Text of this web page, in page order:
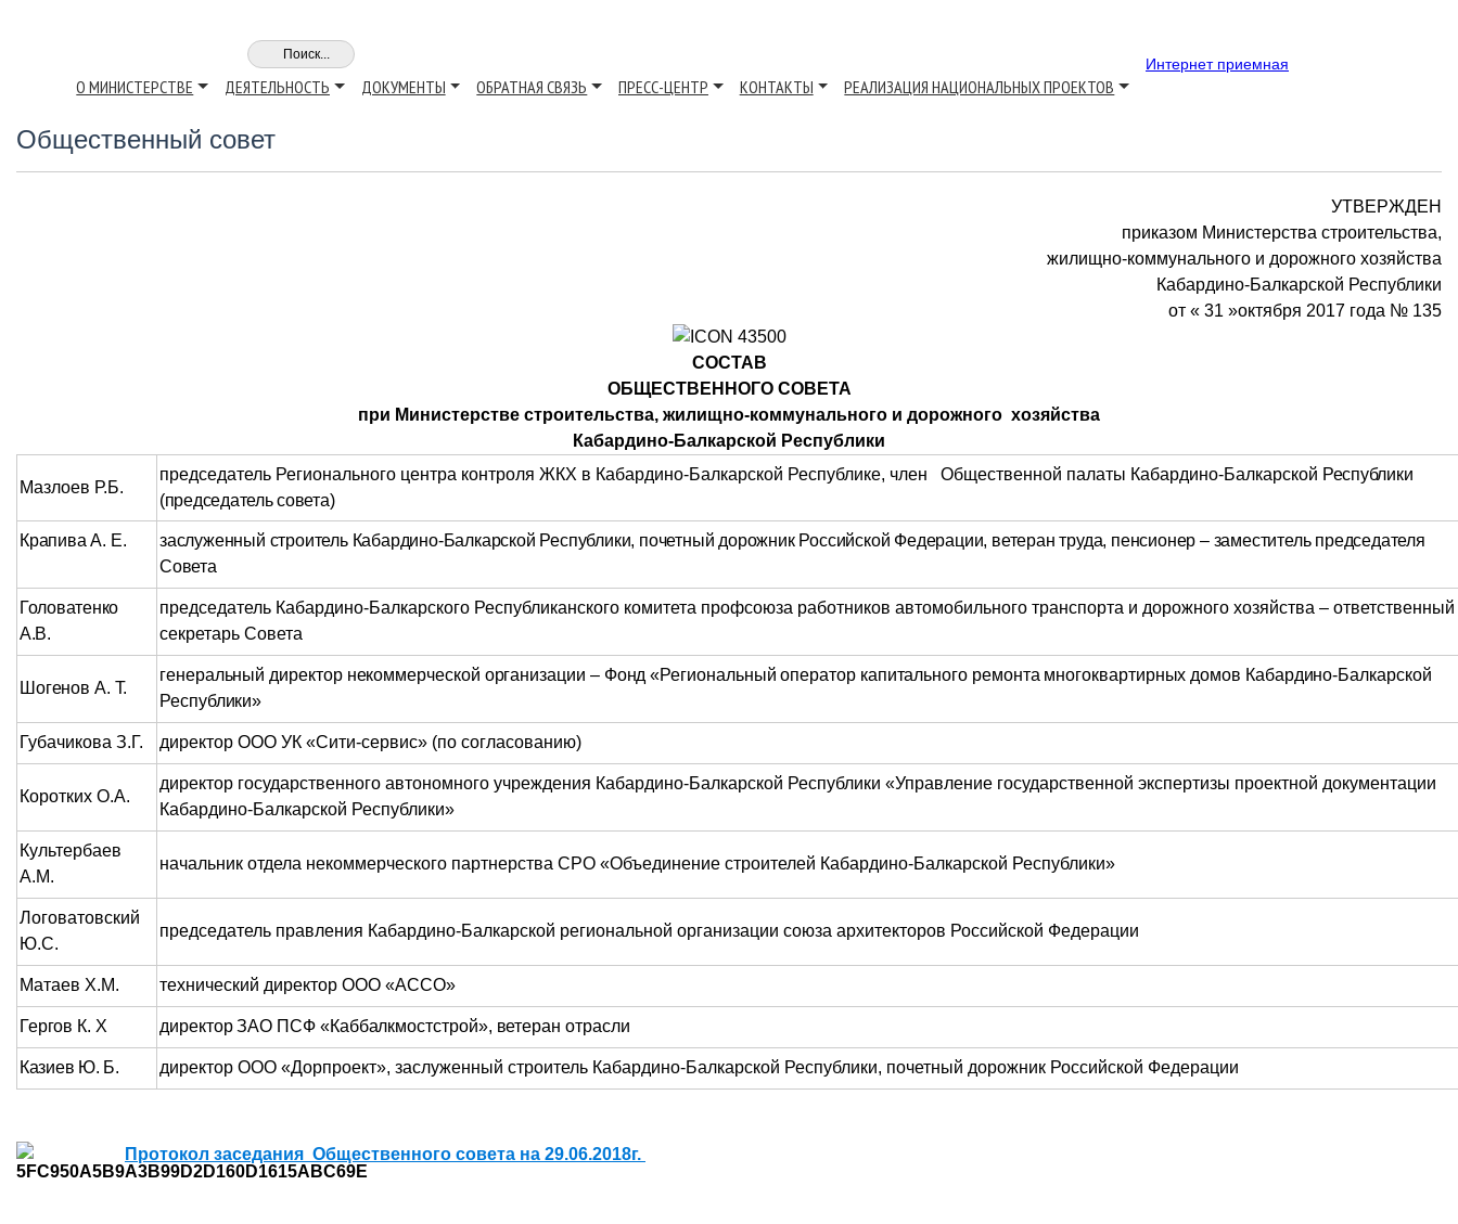
Интернет приемная
О МИНИСТЕРСТВЕ ДЕЯТЕЛЬНОСТЬ ДОКУМЕНТЫ ОБРАТНАЯ СВЯЗЬ ПРЕСС-ЦЕНТР КОНТАКТЫ РЕАЛИЗАЦИЯ НАЦИОНАЛЬНЫХ ПРОЕКТОВ
Общественный совет
УТВЕРЖДЕН
приказом Министерства строительства,
жилищно-коммунального и дорожного хозяйства
Кабардино-Балкарской Республики
от « 31 »октября 2017 года № 135
СОСТАВ
ОБЩЕСТВЕННОГО СОВЕТА
при Министерстве строительства, жилищно-коммунального и дорожного хозяйства
Кабардино-Балкарской Республики
Мазлоев Р.Б.
председатель Регионального центра контроля ЖКХ в Кабардино-Балкарской Республике, член Общественной палаты Кабардино-Балкарской Республики
(председатель совета)
Крапива А. Е.
заслуженный строитель Кабардино-Балкарской Республики, почетный дорожник Российской Федерации, ветеран труда, пенсионер – заместитель председателя
Совета
Головатенко
А.В.
председатель Кабардино-Балкарского Республиканского комитета профсоюза работников автомобильного транспорта и дорожного хозяйства – ответственный
секретарь Совета
Шогенов А. Т.
генеральный директор некоммерческой организации – Фонд «Региональный оператор капитального ремонта многоквартирных домов Кабардино-Балкарской
Республики»
Губачикова З.Г. директор ООО УК «Сити-сервис» (по согласованию)
Коротких О.А.
директор государственного автономного учреждения Кабардино-Балкарской Республики «Управление государственной экспертизы проектной документации
Кабардино-Балкарской Республики»
Культербаев
А.М.
начальник отдела некоммерческого партнерства СРО «Объединение строителей Кабардино-Балкарской Республики»
Логоватовский
Ю.С.
председатель правления Кабардино-Балкарской региональной организации союза архитекторов Российской Федерации
Матаев Х.М. технический директор ООО «АССО»
Гергов К. Х директор ЗАО ПСФ «Каббалкмостстрой», ветеран отрасли
Казиев Ю. Б. директор ООО «Дорпроект», заслуженный строитель Кабардино-Балкарской Республики, почетный дорожник Российской Федерации
Протокол заседания Общественного совета на 29.06.2018г.